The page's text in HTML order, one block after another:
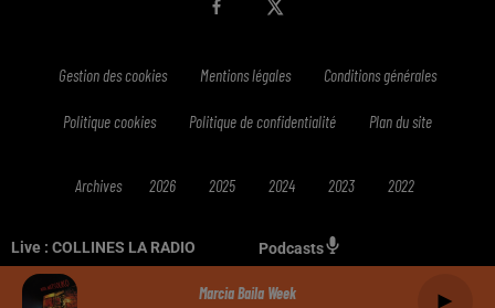
Live : COLLINES LA RADIO Podcasts
Marcia Baila Week
Gestion des cookies Mentions légales Conditions générales
Politique cookies Politique de confidentialité Plan du site
Archives 2026 2025 2024 2023 2022